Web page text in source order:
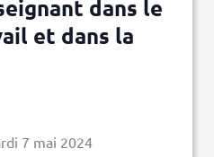
dans le
et dans la
7 mai 2024